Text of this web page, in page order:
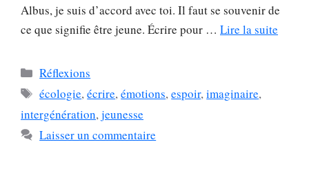
Albus, je suis d’accord avec toi. Il faut se souvenir de
ce que signifie être jeune. Écrire pour … Lire la suite
Catégories
Réflexions
Étiquettes
écologie,écrire,émotions,espoir,imaginaire,
intergénération,jeunesse
Laisser un commentaire